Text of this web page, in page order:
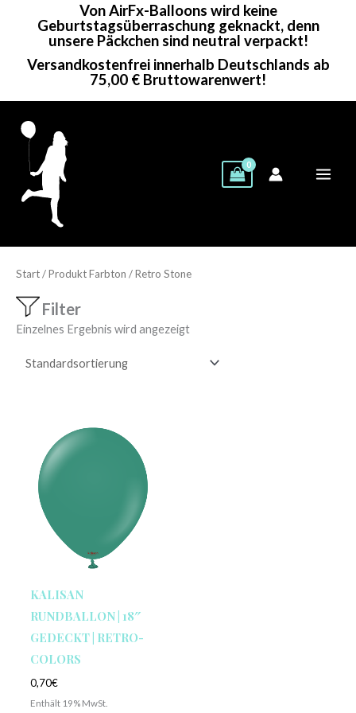
Von AirFx-Balloons wird keine
Geburtstagsüberraschung geknackt, denn
unsere Päckchen sind neutral verpackt!
Versandkostenfrei innerhalb Deutschlands ab
75,00 € Bruttowarenwert!
Start/ Produkt Farbton / Retro Stone
Filter
Einzelnes Ergebnis wird angezeigt
KALISAN
RUNDBALLON | 18″
GEDECKT | RETRO-
COLORS
0,70€
Enthält 19% MwSt.